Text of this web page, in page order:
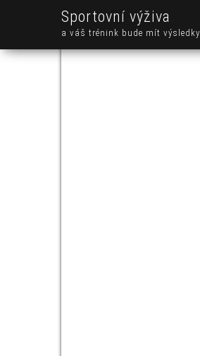
Sportovní výživa
a váš trénink bude mít výsledky